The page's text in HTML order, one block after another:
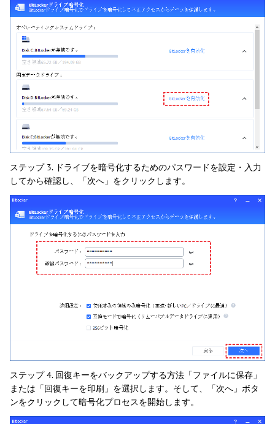
ステップ 3. ドライブを暗号化するためのパスワードを設定・入力
してから確認し、「次へ」をクリックします。
ステップ 4. 回復キーをバックアップする方法「ファイルに保存」
または「回復キーを印刷」を選択します。そして、「次へ」ボタ
ンをクリックして暗号化プロセスを開始します。